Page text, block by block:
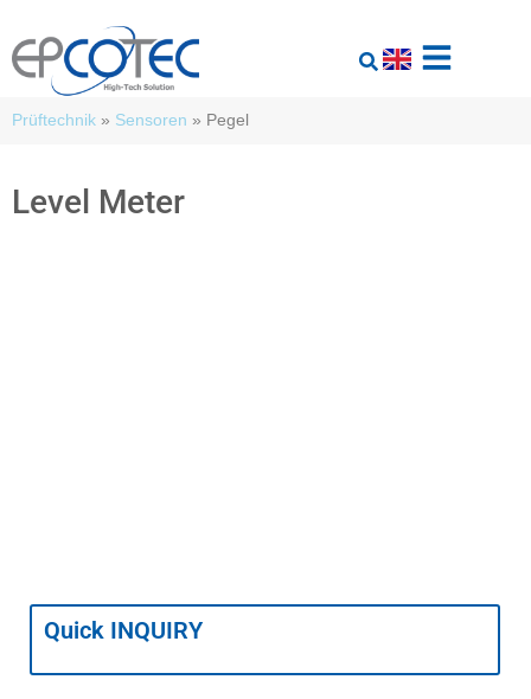
Prüftechnik » Sensoren » Pegel
Level Meter
Quick INQUIRY